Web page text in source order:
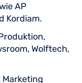
AP
Kordiam.
Wolftech,